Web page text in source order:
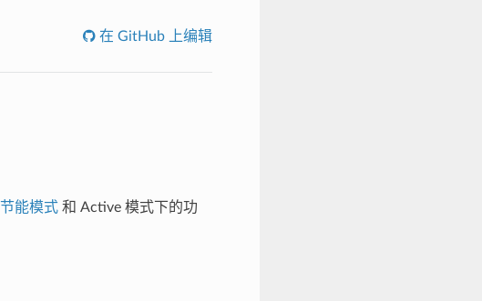
在 GitHub 上编辑
能模式和 Active 模式下的功